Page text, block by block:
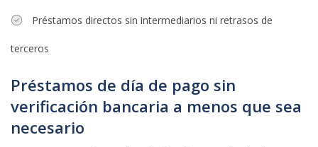
Préstamos directos sin intermediarios ni retrasos de
terceros
Préstamos de día de pago sin
verificación bancaria a menos que sea
necesario